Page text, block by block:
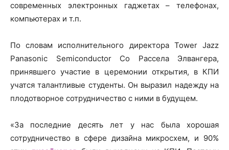
современных электронных гаджетах – телефонах,
компьютерах и т.п.
По словам исполнительного директора Tower Jazz
Panasonic Semiconductor Co Рассела Элвангера,
принявшего участие в церемонии открытия, в КПИ
учатся талантливые студенты. Он выразил надежду на
плодотворное сотрудничество с ними в будущем.
«За последние десять лет у нас была хорошая
сотрудничество в сфере дизайна микросхем, и 90%